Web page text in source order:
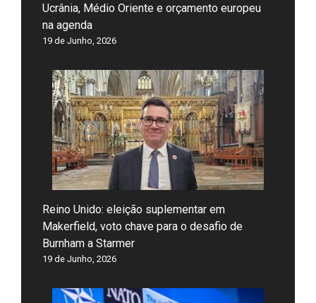
Ucrânia, Médio Oriente e orçamento europeu
na agenda
19 de Junho, 2026
Reino Unido: eleição suplementar em
Makerfield, voto chave para o desafio de
Burnham a Starmer
19 de Junho, 2026